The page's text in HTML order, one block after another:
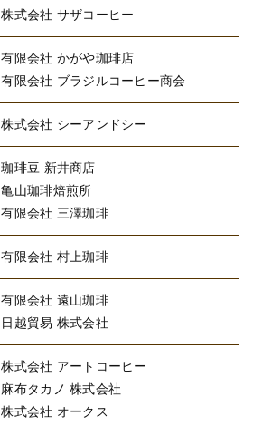
株式会社 サザコーヒー
有限会社 かがや珈琲店
有限会社 ブラジルコーヒー商会
株式会社 シーアンドシー
珈琲豆 新井商店
亀山珈琲焙煎所
有限会社 三澤珈琲
有限会社 村上珈琲
有限会社 遠山珈琲
日越貿易 株式会社
株式会社 アートコーヒー
麻布タカノ 株式会社
株式会社 オークス